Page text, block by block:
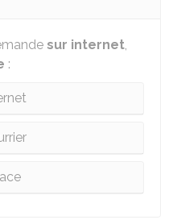
sur internet,
: